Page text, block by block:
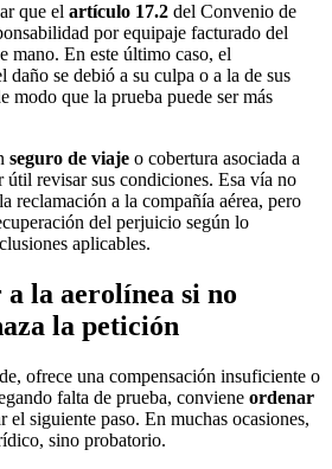
que el artículo 17.2 del Convenio de
por equipaje facturado del
mano. En este último caso, el
daño se debió a su culpa o a la de sus
modo que la prueba puede ser más
seguro de viaje o cobertura asociada a
útil revisar sus condiciones. Esa vía no
reclamación a la compañía aérea, pero
del perjuicio según lo
aplicables.
la aerolínea si no
la petición
ofrece una compensación insuficiente o
falta de prueba, conviene ordenar
el siguiente paso. En muchas ocasiones,
sino probatorio.